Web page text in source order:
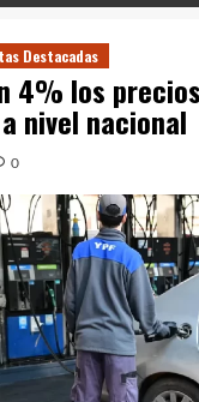
Destacadas
4% los
nivel nacional
0